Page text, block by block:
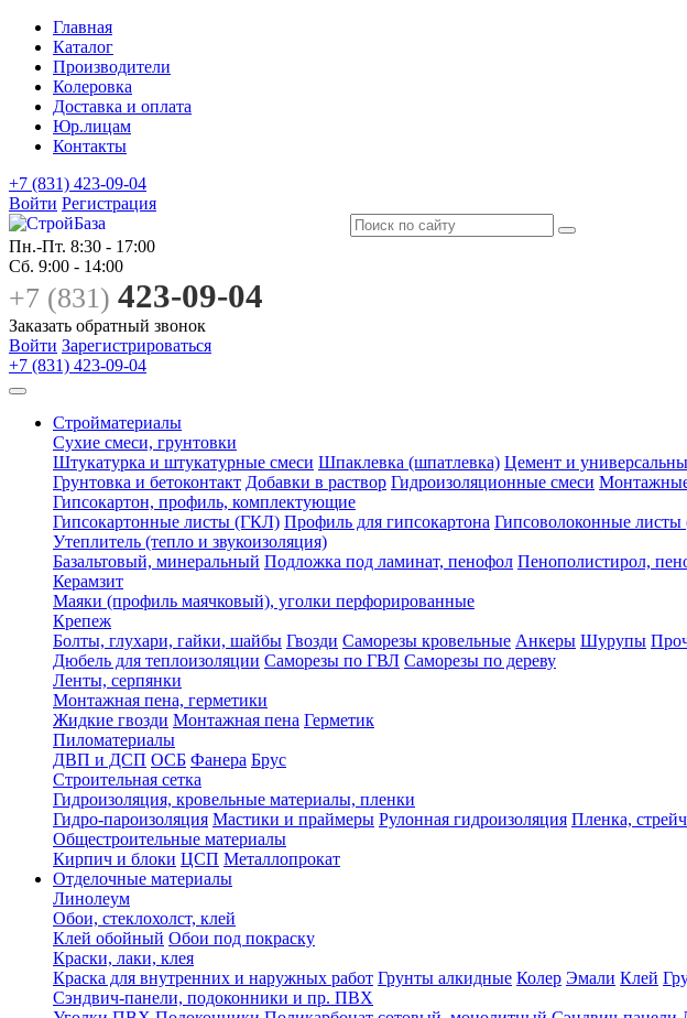
Главная
Каталог
Производители
Колеровка
Доставка и оплата
Юр.лицам
Контакты
+7 (831) 423-09-04
Войти Регистрация
Пн.-Пт. 8:30 - 17:00
Сб. 9:00 - 14:00
+7 (831) 423-09-04
Заказать обратный звонок
Войти Зарегистрироваться
+7 (831) 423-09-04
Стройматериалы
Сухие смеси, грунтовки
Штукатурка и штукатурные смеси Шпаклевка (шпатлевка) Цемент и
Грунтовка и бетоконтакт Добавки в раствор Гидроизоляционные смеси
Гипсокартон, профиль, комплектующие
Гипсокартонные листы (ГКЛ) Профиль для гипсокартона Гипсоволоконные
Утеплитель (тепло и звукоизоляция)
Базальтовый, минеральный Подложка под ламинат, пенофол Пенополистирол,
Керамзит
Маяки (профиль маячковый), уголки перфорированные
Крепеж
Болты, глухари, гайки, шайбы Гвозди Саморезы кровельные Анкеры Шурупы
Дюбель для теплоизоляции Саморезы по ГВЛ Саморезы по дереву
Ленты, серпянки
Монтажная пена, герметики
Жидкие гвозди Монтажная пена Герметик
Пиломатериалы
ДВП и ДСП ОСБ Фанера Брус
Строительная сетка
Гидроизоляция, кровельные материалы, пленки
Гидро-пароизоляция Мастики и праймеры Рулонная гидроизоляция Пленка, стрейч
Общестроительные материалы
Кирпич и блоки ЦСП Металлопрокат
Отделочные материалы
Линолеум
Обои, стеклохолст, клей
Клей обойный Обои под покраску
Краски, лаки, клея
Краска для внутренних и наружных работ Грунты алкидные Колер Эмали Клей
Сэндвич-панели, подоконники и пр. ПВХ